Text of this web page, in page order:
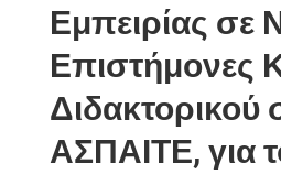
Εμπειρίας σε
Επιστήμονες
Διδακτορικού
ΑΣΠΑΙΤΕ, για